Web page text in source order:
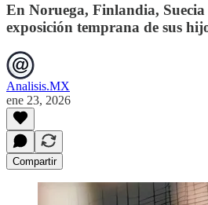
En Noruega, Finlandia,
exposición temprana de sus
Analisis.MX
ene 23, 2026
Compartir